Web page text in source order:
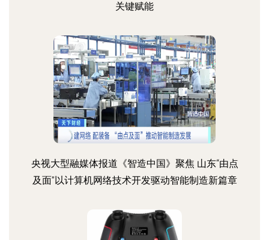
关键赋能
央视大型融媒体报道《智造中国》聚焦 山东“由点
及面”以计算机网络技术开发驱动智能制造新篇章